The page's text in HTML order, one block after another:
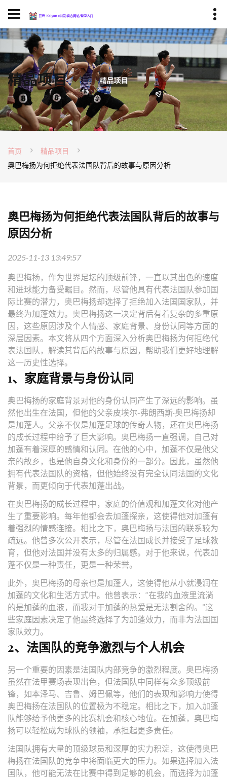
精品项目
首页
精品项目
奥巴梅扬为何拒绝代表法国队背后的故事与原因分析
奥巴梅扬为何拒绝代表法国队背后的故事与
原因分析
2025-11-13 13:49:57
奥巴梅扬，作为世界足坛的顶级前锋，一直以其出色的速度
和进球能力备受瞩目。然而，尽管他具有代表法国队参加国
际比赛的潜力，奥巴梅扬却选择了拒绝加入法国国家队，并
最终为加蓬效力。奥巴梅扬这一决定背后有着复杂的多重原
因，这些原因涉及个人情感、家庭背景、身份认同等方面的
深层因素。本文将从四个方面深入分析奥巴梅扬为何拒绝代
表法国队，解读其背后的故事与原因，帮助我们更好地理解
这一历史性选择。
1、家庭背景与身份认同
奥巴梅扬的家庭背景对他的身份认同产生了深远的影响。虽
然他出生在法国，但他的父亲皮埃尔-弗朗西斯·奥巴梅扬却
是加蓬人。父亲不仅是加蓬足球的传奇人物，还在奥巴梅扬
的成长过程中给予了巨大影响。奥巴梅扬一直强调，自己对
加蓬有着深厚的感情和认同。在他的心中，加蓬不仅是他父
亲的故乡，也是他自身文化和身份的一部分。因此，虽然他
拥有代表法国队的资格，但他始终没有完全认同法国的文化
背景，而更倾向于代表加蓬出战。
在奥巴梅扬的成长过程中，家庭的价值观和加蓬文化对他产
生了重要影响。每年他都会去加蓬探亲，这使得他对加蓬有
着强烈的情感连接。相比之下，奥巴梅扬与法国的联系较为
疏远。他曾多次公开表示，尽管在法国成长并接受了足球教
育，但他对法国并没有太多的归属感。对于他来说，代表加
蓬不仅是一种责任，更是一种荣誉。
此外，奥巴梅扬的母亲也是加蓬人，这使得他从小就浸润在
加蓬的文化和生活方式中。他曾表示：“在我的血液里流淌
的是加蓬的血液，而我对于加蓬的热爱是无法割舍的。”这
些家庭因素决定了他最终选择了为加蓬效力，而非为法国国
家队效力。
2、法国队的竞争激烈与个人机会
另一个重要的因素是法国队内部竞争的激烈程度。奥巴梅扬
虽然在法甲赛场表现出色，但法国队中同样有众多顶级前
锋，如本泽马、吉鲁、姆巴佩等，他们的表现和影响力使得
奥巴梅扬在法国队的位置极为不稳定。相比之下，加入加蓬
队能够给予他更多的比赛机会和核心地位。在加蓬，奥巴梅
扬可以轻松成为球队的领袖，承担起更多责任。
法国队拥有大量的顶级球员和深厚的实力积淀，这使得奥巴
梅扬在法国队的竞争中将面临更大的压力。如果选择加入法
国队，他可能无法在比赛中得到足够的机会，而选择为加蓬